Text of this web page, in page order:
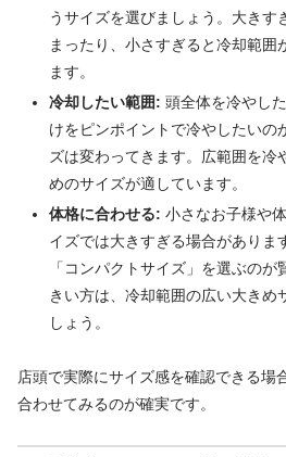
うサイズを選びましょう。大きす
まったり、小さすぎると冷却範囲
ます。
冷却したい範囲: 頭全体を冷やし
けをピンポイントで冷やしたいの
ズは変わってきます。広範囲を冷
めのサイズが適しています。
体格に合わせる: 小さなお子様や
イズでは大きすぎる場合がありま
「コンパクトサイズ」を選ぶの
きい方は、冷却範囲の広い大きめ
しょう。
店頭で実際にサイズ感を確認できる場
合わせてみるのが確実です。